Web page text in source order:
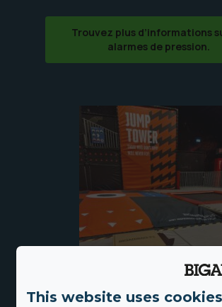
Trouvez plus d’informations
alarmes de pression.
This website uses cookies